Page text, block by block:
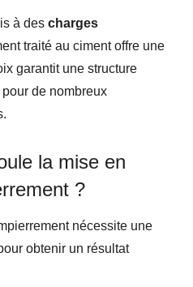
à des charges
traité au ciment offre une
garantit une structure
de nombreux
la mise en
?
nécessite une
obtenir un résultat